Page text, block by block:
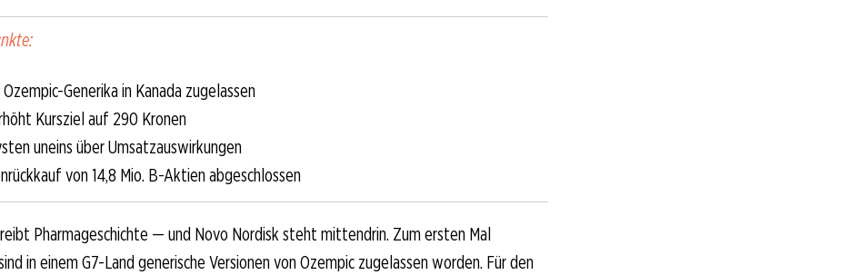
Generika in Kanada zugelassen
Kursziel auf 290 Kronen
uneins über Umsatzauswirkungen
von 14,8 Mio. B-Aktien abgeschlossen
Pharmageschichte — und Novo Nordisk steht mittendrin. Zum ersten Mal
in einem G7-Land generische Versionen von Ozempic zugelassen worden. Für den